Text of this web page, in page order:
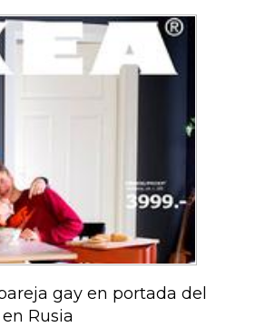
gay en portada del
Rusia